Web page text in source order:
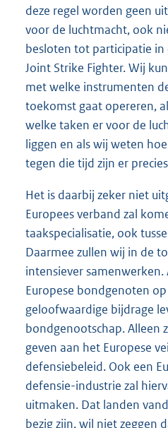
deze regel worden geen
voor de luchtmacht, ook
besloten tot participatie
Joint Strike Fighter. Wij
met welke instrumenten
toekomst gaat opereren,
welke taken er voor de
liggen en als wij weten
tegen die tijd zijn er
Het is daarbij zeker niet
Europees verband zal
taakspecialisatie, ook
Daarmee zullen wij in de
intensiever samenwerken.
Europese bondgenoten
geloofwaardige bijdrage
bondgenootschap. Alleen
geven aan het Europese
defensiebeleid. Ook een
defensie-industrie zal
uitmaken. Dat landen
bezig zijn, wil niet zeggen